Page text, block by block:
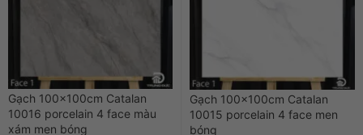
Gạch 100x100cm Catalan
10016 porcelain 4 face màu
xám men bóng
Gạch 100x100cm Catalan
10015 porcelain 4 face men
bóng